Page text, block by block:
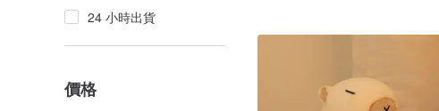
24 小時出貨
價格